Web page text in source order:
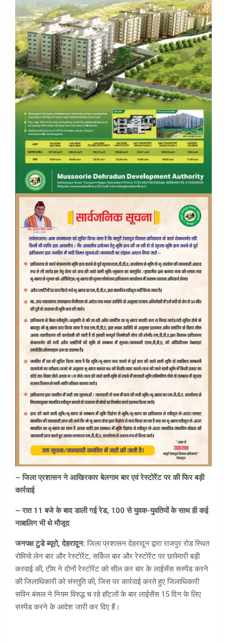
– जिला प्रशासन ने आखिरकार बेलगाम बार एवं रेस्टोरेंट पर की फिर बड़ी
कार्रवाई
– रात 11 बजे के बाद डाली गई रेड, 100 से युवक-युवतियों के साथ ही कई
नाबालिग भी थे मौजूद
जनपक्ष टुडे ब्यूरो, देहरादून: जिला प्रशासन देहरादून द्वारा राजपुर रोड स्थित
रोमियो लेन बार और रेस्टोरेंट, सर्किल बार और रेस्टोरेंट पर छापेमारी बड़ी
करवाई की, टीम ने दोनों रेस्टोरेंट को सील कर बार के लाईसेंस सस्पेंड करने
की जिलाधिकारी को संस्तुति की, जिस पर कार्रवाई करते हुए जिलाधिकारी
सविन बंसल ने नियम विरुद्ध च रहे हॉटलों के बार लाईसेंस 15 दिन के लिए
सस्पेंड करने के आदेश जारी कर दिए हैं।